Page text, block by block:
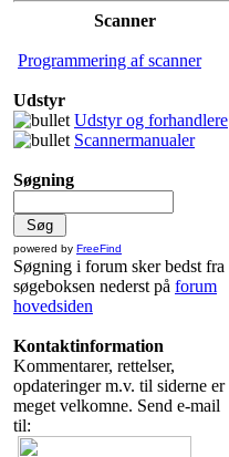
Scanner
Programmering af scanner
Udstyr
Udstyr og forhandlere
Scannermanualer
Søgning
powered by FreeFind
Søgning i forum sker bedst fra
søgeboksen nederst på forum
hovedsiden
Kontaktinformation
Kommentarer, rettelser,
opdateringer m.v. til siderne er
meget velkomne. Send e-mail
til: